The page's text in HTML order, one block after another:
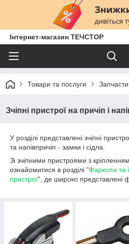
Інтернет-магазин ТЕЧСТОР
Товари та послуги
Зчіпні пристрої на причіп і
У розділі представлені зчіпні
та напівпричіп - замки і сідла.
Зі зчіпними пристроями з
ознайомитися в розділі "Фаркопи та
пристрої", де широко представлені